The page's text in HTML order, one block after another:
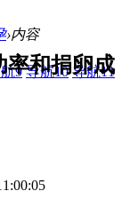
›内容
9 导航10 导航11
率和捐卵成